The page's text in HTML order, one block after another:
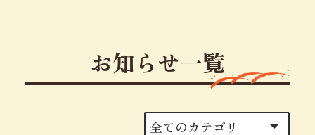
お知らせ一覧